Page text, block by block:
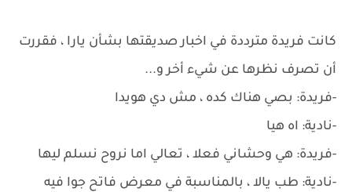
كانت فريدة مترددة في اخبار صديقتها بشأن يارا ، فقررت
أن تصرف نظرها عن شيء أخر و...
-فريدة: بصي هناك كده ، مش دي هويدا
-نادية: اه هيا
-فريدة: هي وحشاني فعلا ، تعالي اما نروح نسلم ليها
-نادية: طب يالا ، بالمناسبة في معرض فاتح جوا فيه